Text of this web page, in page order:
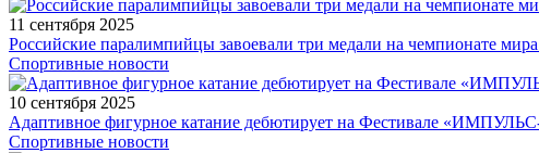
11 сентября 2025
Российские паралимпийцы завоевали три медали на чемпионате
Спортивные новости
10 сентября 2025
Адаптивное фигурное катание дебютирует на Фестивале
Спортивные новости